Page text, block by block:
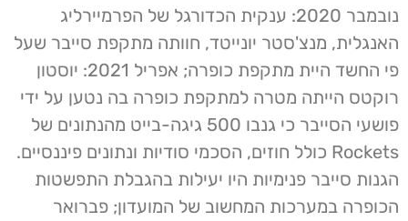
נובמבר 2020: ענקית הכדורגל של הפרמיירליג
האנגלית, מנצ'סטר יונייטד, חוותה מתקפת סייבר שעל
פי החשד היית מתקפת כופרה; אפריל 2021: יוסטון
רוקטס הייתה מטרה למתקפת כופרה בה נטען על ידי
פושעי הסייבר כי גנבו 500 גיגה-בייט מהנתונים של
Rockets כולל חוזים, הסכמי סודיות ונתונים פיננסיים.
הגנות סייבר פנימיות היו יעילות בהגבלת התפשטות
הכופרה במערכות המחשוב של המועדון; פברואר